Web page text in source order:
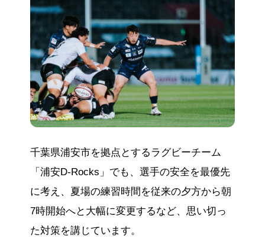
千葉県浦安市を拠点とするラグビーチーム
「浦安D-Rocks」でも、選手の安全を最優先
に考え、夏場の練習時間を従来の夕方から朝
7時開始へと大幅に変更するなど、思い切っ
た対策を講じています。